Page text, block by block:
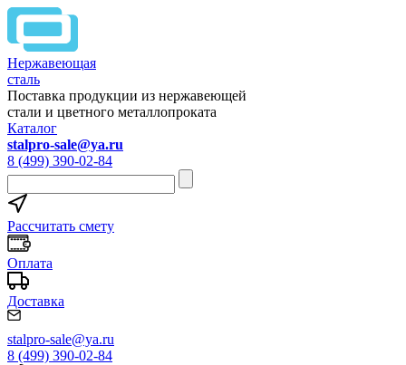
Нержавеющая
сталь
Поставка продукции из нержавеющей
стали и цветного металлопроката
Каталог
stalpro-sale@ya.ru
8 (499) 390-02-84
Рассчитать смету
Оплата
Доставка
stalpro-sale@ya.ru
8 (499) 390-02-84